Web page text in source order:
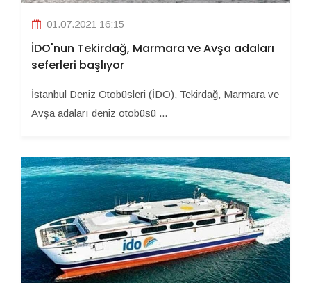
01.07.2021 16:15
İDO'nun Tekirdağ, Marmara ve Avşa adaları
seferleri başlıyor
İstanbul Deniz Otobüsleri (İDO), Tekirdağ, Marmara ve
Avşa adaları deniz otobüsü ...